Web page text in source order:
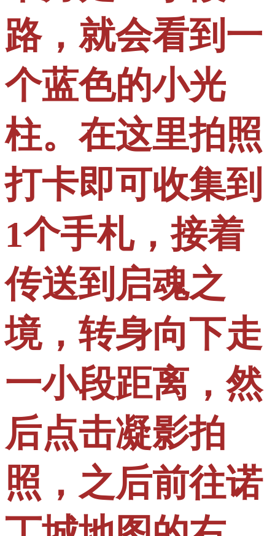
路，就会看到一
个蓝色的小光
柱。在这里拍照
打卡即可收集到
1个手札，接着
传送到启魂之
境，转身向下走
一小段距离，然
后点击凝影拍
照，之后前往诺